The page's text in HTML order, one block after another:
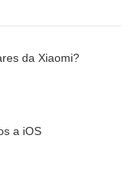
da Xiaomi?
a iOS